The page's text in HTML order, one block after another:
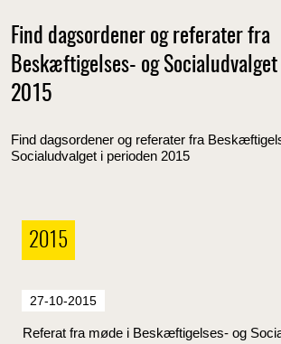
Find dagsordener og referater fra
Beskæftigelses- og
2015
Find dagsordener og referater fra
Socialudvalget i perioden 2015
2015
27-10-2015
Referat fra møde i Beskæftigelses- og